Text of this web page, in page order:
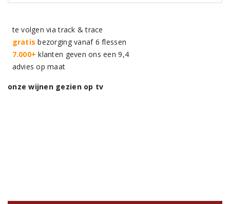
te volgen via track & trace
gratis bezorging vanaf 6 flessen
7.000+ klanten geven ons een 9,4
advies op maat
onze wijnen gezien op tv